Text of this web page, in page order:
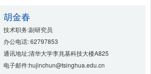
胡金春
技术职务:副研究员
办公电话: 62797853
通讯地址:清华大学李兆基科技大楼A825
电子邮件:hujinchun@tsinghua.edu.cn